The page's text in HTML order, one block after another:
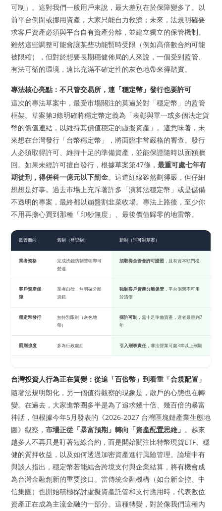
可制」。這對我們一般用戶來說，最大差別在於保障變多了。以
前平台倒閉或挪用資產，大家只能自力救濟；未來，法規明確要
求客戶資產必須與平台自有資產分離，並建立獨立的保管機制。
雖然這些調整可能會讓某些功能暫時受限（例如高倍數合約可能
被限縮），但對於想要長期穩健佈局的人來說，一個受到監管、
有法可循的環境，遠比充滿不確定性的灰色地帶來得踏實。
專法核心亮點：不只管交易所，連「穩定幣」發行也要許可
這次的專法草案中，最受市場關注的莫過於對「穩定幣」的監管
框架。草案第3條明確將穩定幣定義為「表彰與單一或多個法定貨
幣的價值連結，以維持其價值穩定的虛擬資產」。這意味著，未
來想在台灣發行「台幣穩定幣」，將面臨非常嚴格的審查。發行
人必須取得許可、維持十足的準備資產，並能保證隨時以面額贖
回。如果未經許可擅自發行，根據草案第47條，最重可處七年有
期徒刑，得併科一億元以下罰金。這道紅線雖然劃得嚴，但仔細
想想是好事。過去市場上充斥著許多「演算法穩定幣」或是儲備
不透明的專案，最終都以崩盤割韭菜收場。專法上路後，至少你
不用再擔心買到那種「印鈔無度」、最後價值歸零的地雷幣。
監管面向 舊制（登記制） 新制（許可制草案）
業者資格
完成洗錢防制聲明即可
營運
須取得金管會許可證照 ，且有資本額門檻
客戶資產保
障
業者自律，無明確分離
規範
強制客戶資產分離保管 ，平台倒閉不可用
於清償
穩定幣發行
無特別限制（灰色地
帶）
採許可制 ，需十足準備資產，違者最重判7
年
罰則強度 多為行政處罰 引入刑事責任 ，非法營業可處3年以上刑期
台灣投資人行為正在質變：從追「百倍幣」到看重「合規配置」
隨著法規明朗化，另一個值得觀察的現象是，散戶的心態也在轉
變。在過去，大家進幣圈多半是為了追求幾十倍、幾百倍的暴富
神話，但根據今年5月發表的《2026-2027 台灣區塊鏈產業生態地
圖》觀察，市場正從「暴富預期」轉向「資產配置思維」 。越來
越多人不再只是盯著短線合約，而是開始關注比特幣現貨ETF、穩
健的質押收益，以及如何透過加密資產進行風險管理。論壇中有
與談人指出，穩定幣若能結合跨境支付與企業結算，將有機會成
為台灣金融創新的重要接口。當傳統金融機構（如台新金控、中
信集團）也開始積極探討虛擬資產託管和支付應用時，代表數位
資產正在成為主流金融的一部分。這種轉變，對於像我們這種內